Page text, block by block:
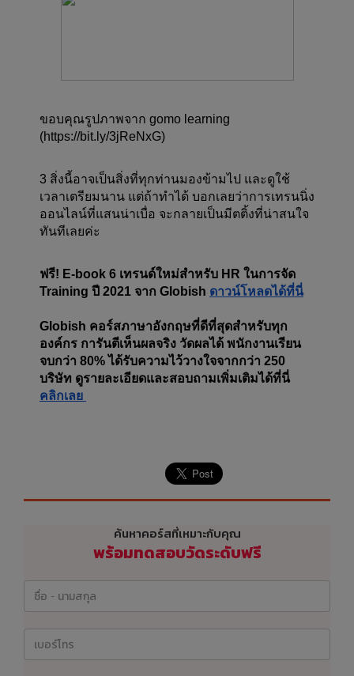
ขอบคุณรูปภาพจาก gomo learning
(https://bit.ly/3jReNxG)
3 สิ่งนี้อาจเป็นสิ่งที่ทุกท่านมองข้ามไป และดูใช้
เวลาเตรียมนาน แต่ถ้าทำได้ บอกเลยว่าการเทรนนิ่ง
ออนไลน์ที่แสนน่าเบื่อ จะกลายเป็นมีตติ้งที่น่าสนใจ
ทันทีเลยค่ะ
ฟรี! E-book 6 เทรนด์ใหม่สำหรับ HR ในการจัด
Training ปี 2021 จาก Globish ดาวน์โหลดได้ที่นี่
Globish คอร์สภาษาอังกฤษที่ดีที่สุดสำหรับทุก
องค์กร การันตีเห็นผลจริง วัดผลได้ พนักงานเรียน
จบกว่า 80% ได้รับความไว้วางใจจากกว่า 250
คลิกเลย
ค้นหาคอร์สที่เหมาะกับคุณ
พร้อมทดสอบวัดระดับฟรี